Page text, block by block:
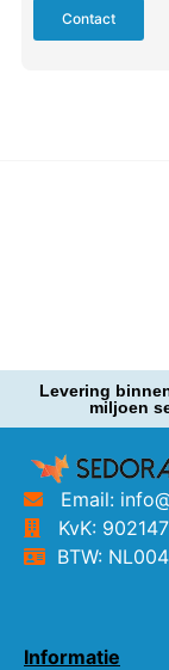
Contact
Levering
miljoen
Email:
KvK:
BTW:
Informatie